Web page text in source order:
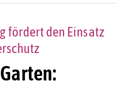
fördert den Einsatz